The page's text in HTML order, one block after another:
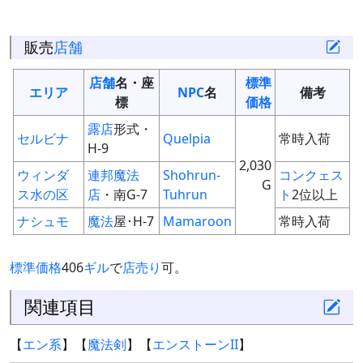
販売店舗
エリア
店舗名・座
標
NPC名
標準
価格
備考
セルビナ
露店形式・
H-9
Quelpia
2,030
G
常時入荷
ウィンダ
ス水の区
連邦魔法
店 ・南G-7
Shohrun-
Tuhrun
コンクェス
ト2位以上
ナシュモ
魔法屋･H-7 Mamaroon 常時入荷
標準価格406ギルで店売り可。
関連項目
【エン系】【魔法剣】【エンストーンII】